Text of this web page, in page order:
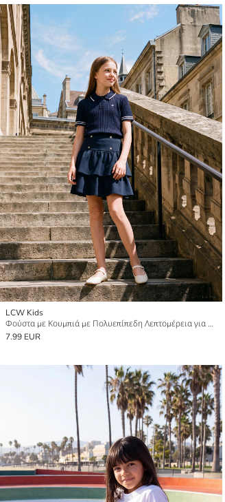
LCW Kids
Φούστα με Κουμπιά με Πολυεπίπεδη Λεπτομέρεια για κορίτσια
7.99 EUR